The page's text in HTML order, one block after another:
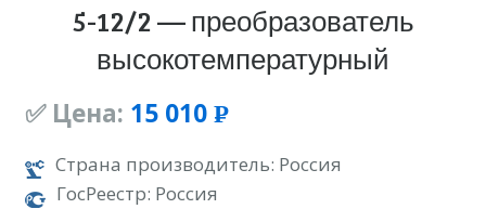
5-12/2 — преобразователь
высокотемпературный
✅ Цена: 15 010 Р
УБ.
Страна производитель: Россия
ГосРеестр: Россия